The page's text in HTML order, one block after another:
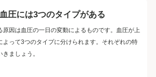
圧には3つのタイプがある
原因は血圧の一日の変動によるものです。血圧が上
よって3つのタイプに分けられます。それぞれの特
ましょう。